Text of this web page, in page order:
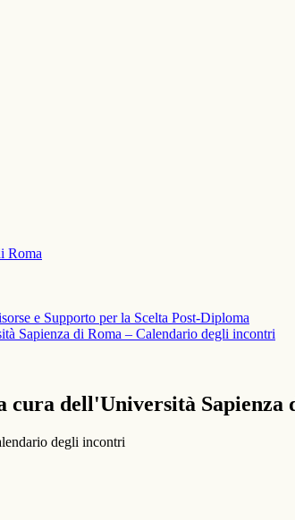
Roma
e Supporto per la Scelta Post-Diploma
Sapienza di Roma – Calendario degli incontri
dell'Università
degli incontri